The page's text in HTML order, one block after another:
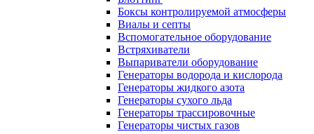
Боксы контролируемой атмосферы
Виалы и септы
Вспомогательное оборудование
Встряхиватели
Выпариватели оборудование
Генераторы водорода и кислорода
Генераторы жидкого азота
Генераторы сухого льда
Генераторы трассировочные
Генераторы чистых газов